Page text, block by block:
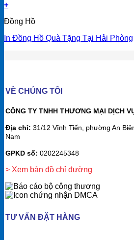
+
Đồng Hồ
In Đồng Hồ Quà Tặng Tại Hải Phòng
VỀ CHÚNG TÔI
CÔNG TY TNHH THƯƠNG MẠI DỊCH
Địa chỉ: 31/12 Vĩnh Tiến, phường An
Nam
GPKD số: 0202245348
> Xem bản đồ chỉ đường
TƯ VẤN ĐẶT HÀNG